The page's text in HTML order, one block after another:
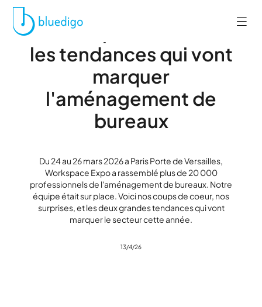
Workspace Expo 2026 :
nos coups de coeur et
les tendances qui vont
marquer
l'aménagement de
bureaux
Du 24 au 26 mars 2026 a Paris Porte de Versailles,
Workspace Expo a rassemblé plus de 20 000
professionnels de l'aménagement de bureaux. Notre
équipe était sur place. Voici nos coups de coeur, nos
surprises, et les deux grandes tendances qui vont
marquer le secteur cette année.
13/4/26